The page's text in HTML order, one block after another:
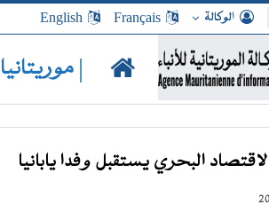
الوكالة Français
English
| موريتانيا
البحري يستقبل وفدا يابانيا